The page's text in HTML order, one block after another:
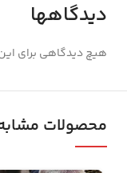
دیدگاهها
هیچ دیدگاهی برای
محصولات